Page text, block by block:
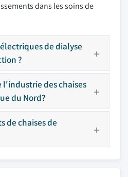
dans les soins de
de dialyse
?
des chaises
du Nord?
de chaises de